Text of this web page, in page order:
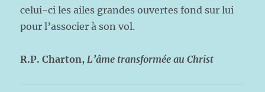
celui-ci les ailes grandes ouvertes fond sur lui
pour l’associer à son vol.
R.P. Charton,L’âme transformée au Christ